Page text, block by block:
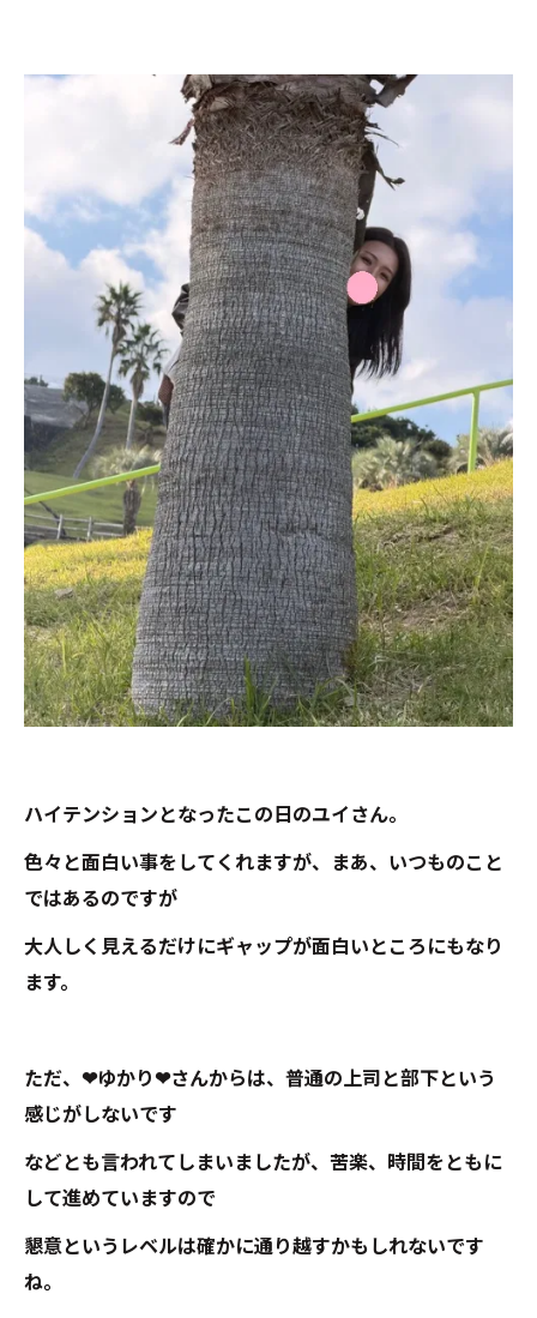
ハイテンションとなったこの日のユイさん。
色々と面白い事をしてくれますが、まあ、いつものこと
ではあるのですが
大人しく見えるだけにギャップが面白いところにもなり
ます。
ただ、❤ゆかり❤さんからは、普通の上司と部下という
感じがしないです
などとも言われてしまいましたが、苦楽、時間をともに
して進めていますので
懇意というレベルは確かに通り越すかもしれないです
ね。